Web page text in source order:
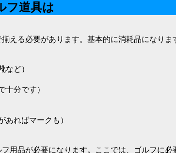
フ道具は
える必要があります。基本的に消耗品になりま
など）
十分です）
あればマークも）
用品が必要になります。ここでは、ゴルフに